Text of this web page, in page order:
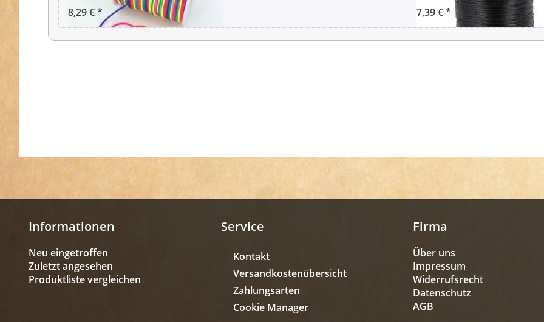
8,29 € * 7,39 € *
Informationen
Neu eingetroffen
Zuletzt angesehen
Produktliste vergleichen
Service
Kontakt
Versandkostenübersicht
Zahlungsarten
Cookie Manager
Firma
Über uns
Impressum
Widerrufsrecht
Datenschutz
AGB